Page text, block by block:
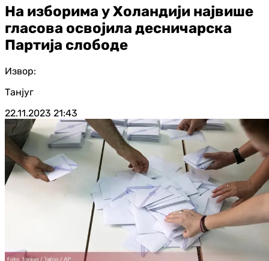
На изборима у Холандији највише
гласова освојила десничарска
Партија слободе
Извор:
Танјуг
22.11.2023 21:43